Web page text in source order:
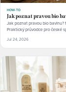
HOW-TO
Jak poznat pravou bio
Jak poznat pravou bio
Praktický průvodce pro české
Jul 24, 2026